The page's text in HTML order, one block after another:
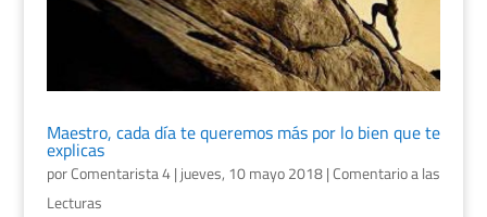
Maestro, cada día te queremos más por lo bien que te
explicas
porComentarista 4| jueves, 10 mayo 2018|Comentario a las
Lecturas